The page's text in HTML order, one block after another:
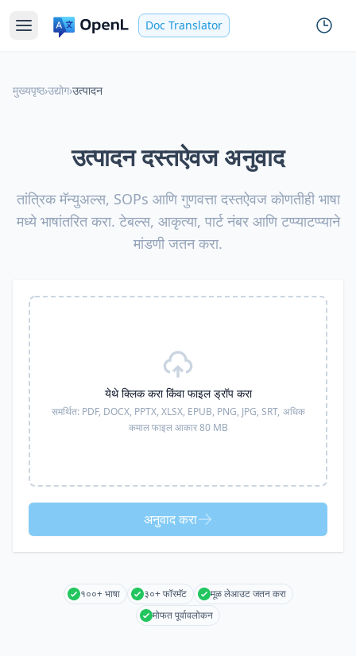
Doc Translator
मुख्यपृष्ठ›उद्योग›उत्पादन
उत्पादन दस्तऐवज अनुवाद
तांत्रिक मॅन्युअल्स, SOPs आणि गुणवत्ता दस्तऐवज कोणतीही भाषा
मध्ये भाषांतरित करा. टेबल्स, आकृत्या, पार्ट नंबर आणि टप्प्याटप्प्याने
मांडणी जतन करा.
येथे क्लिक करा किंवा फाइल ड्रॉप करा
समर्थित: PDF, DOCX, PPTX, XLSX, EPUB, PNG, JPG, SRT, अधिक
कमाल फाइल आकार 80 MB
अनुवाद करा
१००+ भाषा ३०+ फॉरमॅट
मूळ लेआउट जतन करा
मोफत पूर्वावलोकन